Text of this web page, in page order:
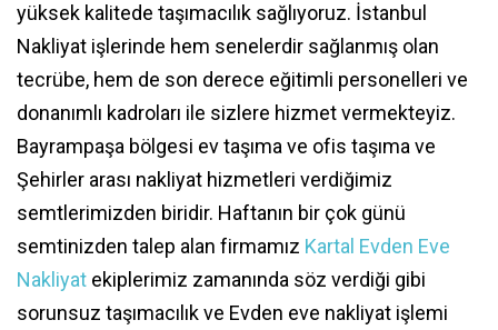
yüksek kalitede taşımacılık sağlıyoruz. İstanbul
Nakliyat işlerinde hem senelerdir sağlanmış olan
tecrübe, hem de son derece eğitimli personelleri ve
donanımlı kadroları ile sizlere hizmet vermekteyiz.
Bayrampaşa bölgesi ev taşıma ve ofis taşıma ve
Şehirler arası nakliyat hizmetleri verdiğimiz
semtlerimizden biridir. Haftanın bir çok günü
semtinizden talep alan firmamız Kartal Evden Eve
Nakliyat ekiplerimiz zamanında söz verdiği gibi
sorunsuz taşımacılık ve Evden eve nakliyat işlemi